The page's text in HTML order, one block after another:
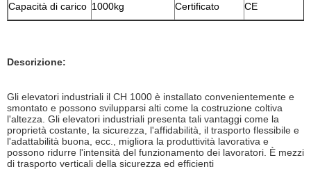
Capacità di carico 1000kg Certificato CE
Descrizione:
Gli elevatori industriali il CH 1000 è installato convenientemente e
smontato e possono svilupparsi alti come la costruzione coltiva
l'altezza. Gli elevatori industriali presenta tali vantaggi come la
proprietà costante, la sicurezza, l'affidabilità, il trasporto flessibile e
l'adattabilità buona, ecc., migliora la produttività lavorativa e
possono ridurre l'intensità del funzionamento dei lavoratori. È mezzi
di trasporto verticali della sicurezza ed efficienti